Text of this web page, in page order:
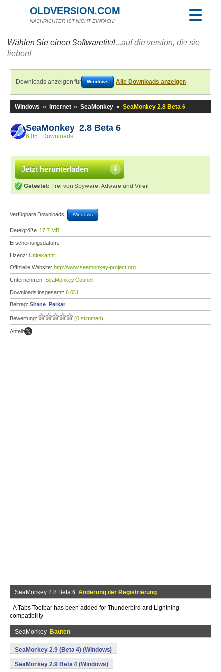
OLDVERSION.COM
NACHRICHTER IST NICHT EINFACH!
Wählen Sie einen Softwaretitel...auf die version, die sie
lieben!
Downloads anzeigen für Windows Alle Downloads anzeigen
Windows » Internet » SeaMonkey » SeaMonkey 2.8 Beta 6
SeaMonkey 2.8 Beta 6
6.051 Downloads
Jetzt herunterladen
Getestet: Frei von Spyware, Adware und Viren
Verfügbare Downloads: Windows
Dateigröße: 17,7 MB
Erscheinungsdatum:
Lizenz: Unbekannt
Offizielle Website: http://www.seamonkey-project.org
Unternehmen: SeaMonkey Council
Downloads insgesamt: 6.051
Beitrag: Shane_Parkar
Bewertung: (0 stimmen)
Anteil:
SeaMonkey 2.8 Beta 6 Änderung der Registrierung
- A Tabs Toolbar has been added for Thunderbird and Lightning
compatibility
SeaMonkey Bauten
SeaMonkey 2.9 (Beta 4) (Windows)
SeaMonkey 2.9 Beta 4 (Windows)